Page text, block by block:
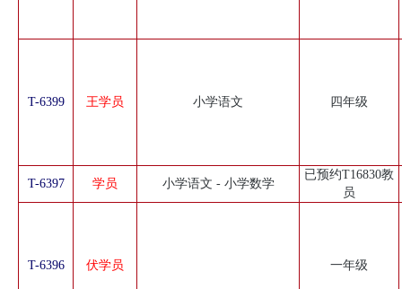
T-6399 王学员 小学语文 四年级
T-6397 学员 小学语文 - 小学数学
已预约T16830教
员
T-6396 伏学员 一年级